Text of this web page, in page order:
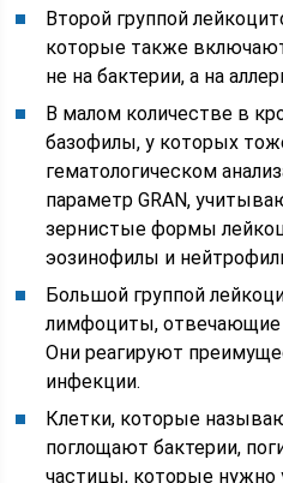
Второй группой
которые также
не на бактерии, а на
В малом количестве в
базофилы, у которых
гематологическом
параметр GRAN,
зернистые формы
эозинофилы и
Большой группой
лимфоциты, отвечающие
Они реагируют
инфекции.
Клетки, которые
поглощают бактерии,
частицы, которые нужно